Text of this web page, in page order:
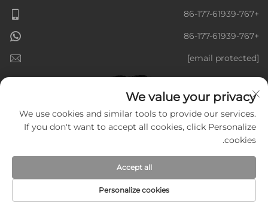
+86-177-61939-767
+86-177-61939-767
[email protected]
حقوق النشر © شركة جيانغسو جولدنلاين للمعدات الذكية المحدودة، جميع
الحقوق محفوظة —سياسة الخصوصية—مدونة
We value your privacy
We use cookies and similar tools to provide our services.
If you don't want to accept all cookies, click Personalize
cookies.
Personalize cookies
Accept all